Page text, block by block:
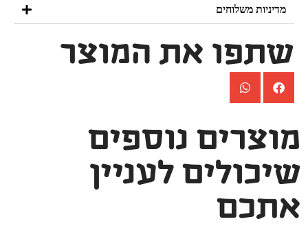
מדיניות משלוחים
שתפו את המוצר
מוצרים נוספים
שיכולים לעניין
אתכם